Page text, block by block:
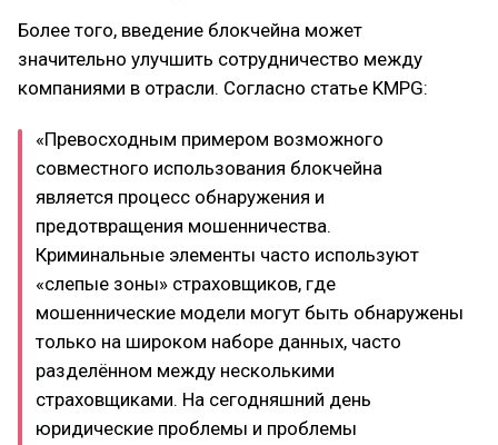
Более того, введение блокчейна может
значительно улучшить сотрудничество между
компаниями в отрасли. Согласно статье KMPG:
«Превосходным примером возможного
совместного использования блокчейна
является процесс обнаружения и
предотвращения мошенничества.
Криминальные элементы часто используют
«слепые зоны» страховщиков, где
мошеннические модели могут быть обнаружены
только на широком наборе данных, часто
разделённом между несколькими
страховщиками. На сегодняшний день
юридические проблемы и проблемы